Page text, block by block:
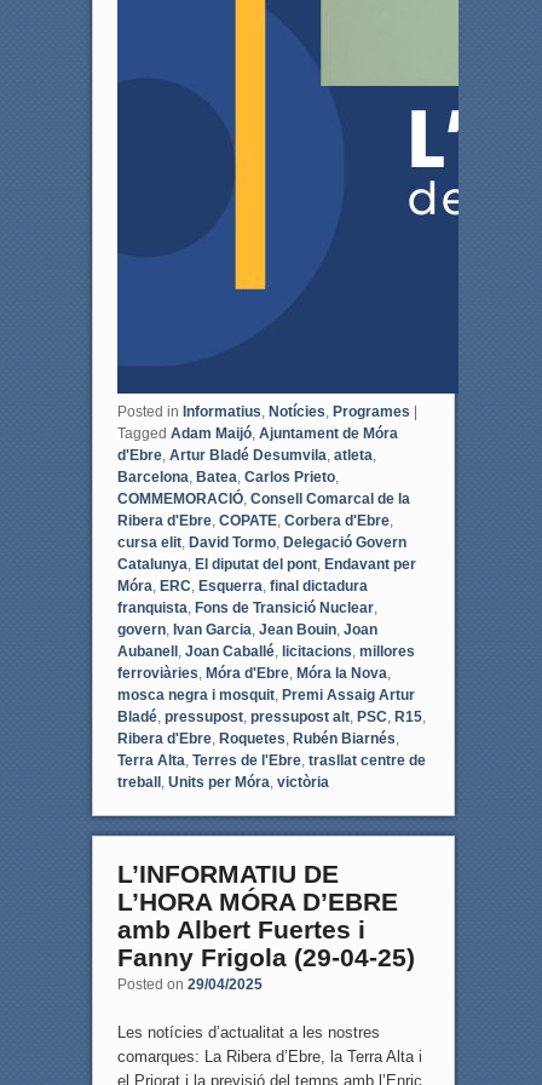
Posted in Informatius Notícies Programes |
Tagged Adam Maijó, Ajuntament de Móra
d'Ebre, Artur Bladé Desumvila atleta
Barcelona Batea Carlos Prieto,
COMMEMORACIÓ, Consell Comarcal de la
Ribera d'Ebre, COPATE, Corbera d'Ebre,
cursa elit, David Tormo, Delegació Govern
Catalunya El diputat del pont, Endavant per
Móra ERC Esquerra final dictadura
franquista Fons de Transició Nuclear,
govern, Ivan Garcia Jean Bouin, Joan
Aubanell, Joan Caballé, licitacions millores
ferroviàries Móra d'Ebre, Móra la Nova
mosca negra i mosquit, Premi Assaig Artur
Bladé, pressupost, pressupost alt, PSC R15,
Ribera d'Ebre, Roquetes Rubén Biarnés
Terra Alta Terres de l'Ebre, trasllat centre de
treball, Units per Móra victòria
L’INFORMATIU DE
L’HORA MÓRA D’EBRE
amb Albert Fuertes i
Fanny Frigola (29-04-25)
Posted on 29/04/2025
Les notícies d’actualitat a les nostres
comarques: La Ribera d’Ebre, la Terra Alta i
el Priorat i la previsió del temps amb l’Enric